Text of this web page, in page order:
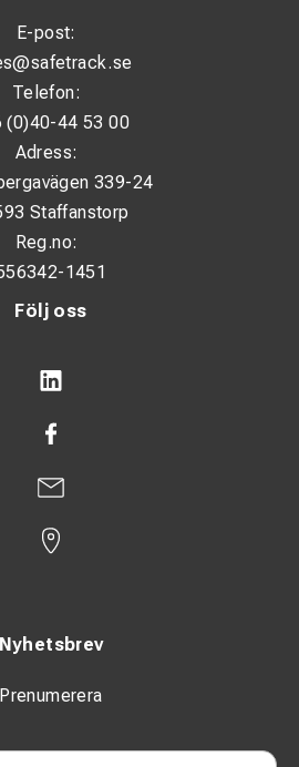
Följ oss
Nyhetsbrev
Prenumerera
E-post:
Telefon:
(0)40-44 53 00
Adress:
339-24
Staffanstorp
Reg.no:
1451